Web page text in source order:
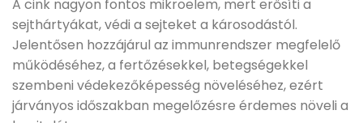
A cink nagyon fontos mikroelem, mert erősíti a
sejthártyákat, védi a sejteket a károsodástól.
Jelentősen hozzájárul az immunrendszer megfelelő
működéséhez, a fertőzésekkel, betegségekkel
szembeni védekezőképesség növeléséhez, ezért
járványos időszakban megelőzésre érdemes növeli a